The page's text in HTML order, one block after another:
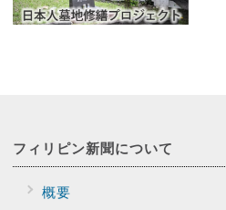
フィリピン新聞について
概要